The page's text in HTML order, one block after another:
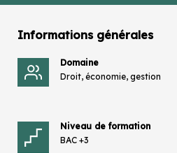
Informations générales
Domaine
Droit, économie, gestion
Niveau de formation
BAC +3